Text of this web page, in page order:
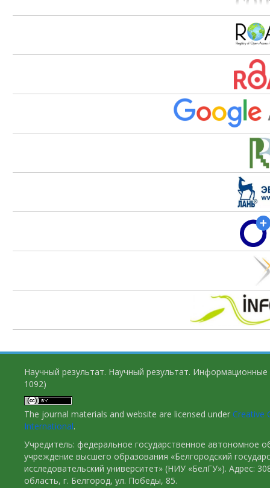
Научный результат. Научный результат. Информационные
1092)
The journal materials and website are licensed under Creative
International.
Учредитель: федеральное государственное автономное
учреждение высшего образования «Белгородский
исследовательский университет» (НИУ «БелГУ»). Адрес:
область, г. Белгород, ул. Победы, 85.